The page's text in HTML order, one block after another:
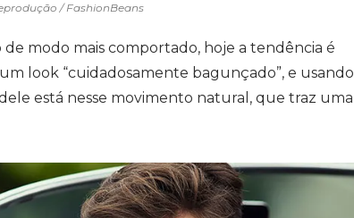
/ FashionBeans
modo mais comportado, hoje a tendência é
look “cuidadosamente bagunçado”, e usando
dele está nesse movimento natural, que traz uma